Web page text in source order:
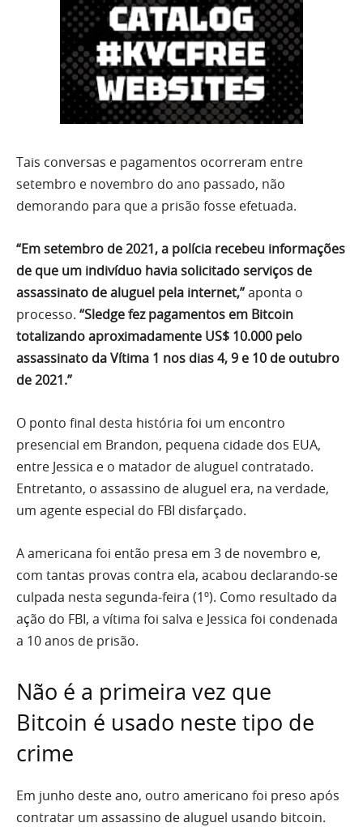
Tais conversas e pagamentos ocorreram entre
setembro e novembro do ano passado, não
demorando para que a prisão fosse efetuada.
“Em setembro de 2021, a polícia recebeu informações
de que um indivíduo havia solicitado serviços de
assassinato de aluguel pela internet,”aponta o
processo. “Sledge fez pagamentos em Bitcoin
totalizando aproximadamente US$ 10.000 pelo
assassinato da Vítima 1 nos dias 4, 9 e 10 de outubro
de 2021.”
O ponto final desta história foi um encontro
presencial em Brandon, pequena cidade dos EUA,
entre Jessica e o matador de aluguel contratado.
Entretanto, o assassino de aluguel era, na verdade,
um agente especial do FBI disfarçado.
A americana foi então presa em 3 de novembro e,
com tantas provas contra ela, acabou declarando-se
culpada nesta segunda-feira (1º). Como resultado da
ação do FBI, a vítima foi salva e Jessica foi condenada
a 10 anos de prisão.
Não é a primeira vez que
Bitcoin é usado neste tipo de
crime
Em junho deste ano, outro americano foi preso após
contratar um assassino de aluguel usando bitcoin.